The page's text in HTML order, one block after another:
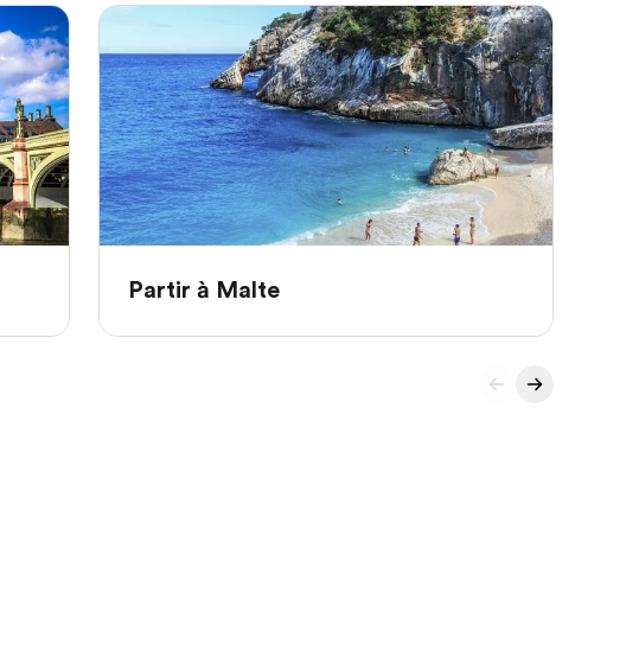
Partir à Malte